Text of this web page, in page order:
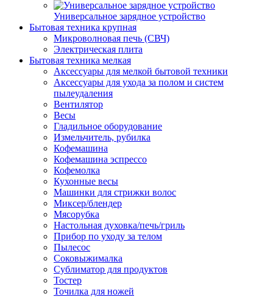
Универсальное зарядное устройство
Бытовая техника крупная
Микроволновая печь (СВЧ)
Электрическая плита
Бытовая техника мелкая
Аксессуары для мелкой бытовой техники
Аксессуары для ухода за полом и систем
пылеудаления
Вентилятор
Весы
Гладильное оборудование
Измельчитель, рубилка
Кофемашина
Кофемашина эспрессо
Кофемолка
Кухонные весы
Машинки для стрижки волос
Миксер/блендер
Мясорубка
Настольная духовка/печь/гриль
Прибор по уходу за телом
Пылесос
Соковыжималка
Сублиматор для продуктов
Тостер
Точилка для ножей